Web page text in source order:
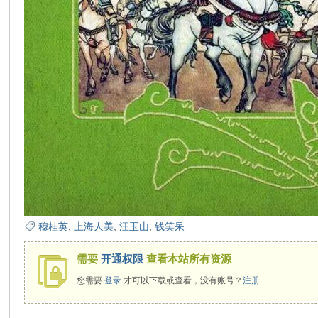
穆桂英 上海人美 ,汪玉山 ,钱笑呆
需要开通权限 查看本站所有资源
您需要登录 才可以下载或查看，没有账号？注册